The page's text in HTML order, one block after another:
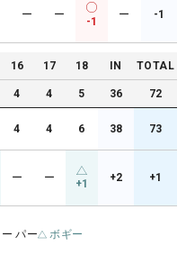
ー ー
-1
ー -1
16 17 18 IN TOTAL
4 4 5 36 72
4 4 6 38 73
ー ー +1 +2 +1
ー パー ボギー